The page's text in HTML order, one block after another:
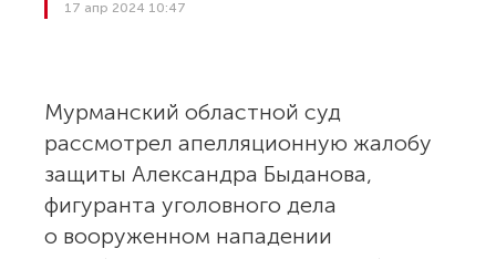
17 апр 2024 10:47
Мурманский областной суд
рассмотрел апелляционную жалобу
защиты Александра Быданова,
фигуранта уголовного дела
о вооруженном нападении